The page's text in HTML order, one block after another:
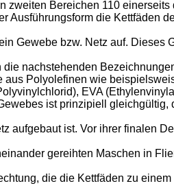
zweiten Bereichen 110
Ausführungsform die Kettfäden
Gewebe bzw. Netz auf. Dieses
nachstehenden
Polyolefinen wie
EVA
ist prinzipiell
aufgebaut ist. Vor ihrer finalen
gereihten Maschen in
die die Kettfäden zu